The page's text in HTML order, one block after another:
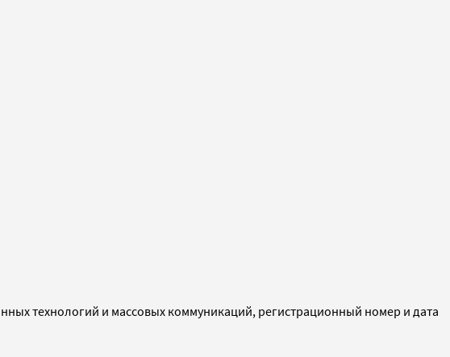
технологий и массовых коммуникаций, регистрационный номер и дата